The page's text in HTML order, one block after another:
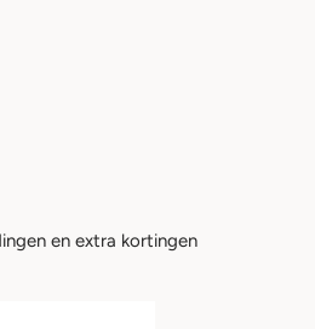
en extra kortingen